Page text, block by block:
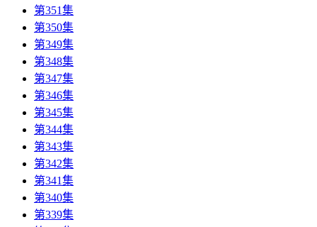
第351集
第350集
第349集
第348集
第347集
第346集
第345集
第344集
第343集
第342集
第341集
第340集
第339集